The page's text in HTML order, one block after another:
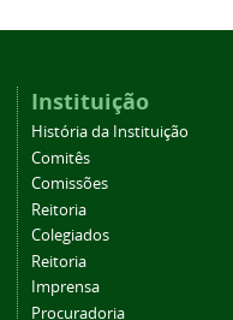
Instituição
História da Instituição
Comitês
Comissões
Reitoria
Colegiados
Reitoria
Imprensa
Procuradoria